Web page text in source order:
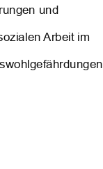
und
Arbeit im